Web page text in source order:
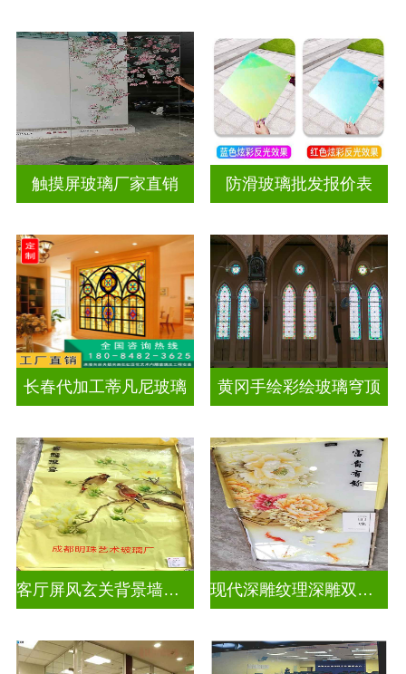
触摸屏玻璃厂家直销 防滑玻璃批发报价表
长春代加工蒂凡尼玻璃 黄冈手绘彩绘玻璃穹顶
客厅屏风玄关背景墙深雕浮雕玻璃 现代深雕纹理深雕双面效果